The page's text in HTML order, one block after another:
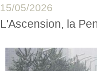
15/05/2026
L'Ascension, la